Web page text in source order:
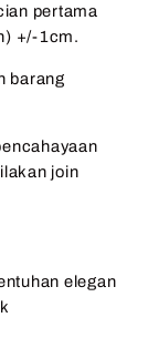
pertama
+/-1cm.
barang
join
elegan